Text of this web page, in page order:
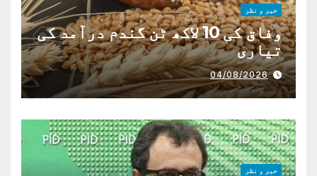
خبر و نظر
وفاق کی 10 لاکھ ٹن گندم درآمد کی
تیاری
04/08/2026
خبر و نظر